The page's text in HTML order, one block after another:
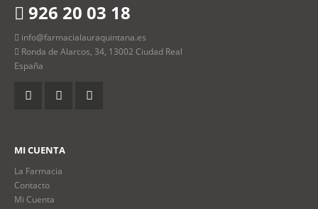
926 20 03 18
info@farmacialauraquintana.es
Ronda de Alarcos, 34, 13002 Ciudad Real
España
MI CUENTA
La Farmacia
Contacto
Mi Cuenta